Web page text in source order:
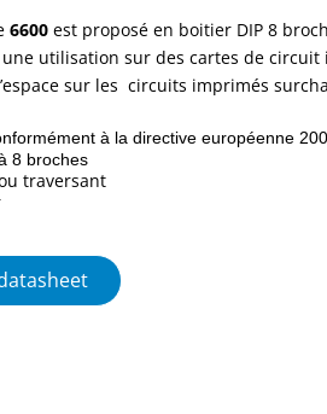
6600est proposé en boitier DIP 8
utilisation sur des cartes de circuit
sur les circuits imprimés
à la directive européenne
8 broches
traversant